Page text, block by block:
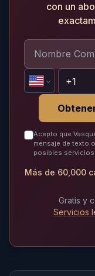
con un
Acepto que
mensaje de texto
posibles servicios
Más de 60,000
Gratis y
Servicios